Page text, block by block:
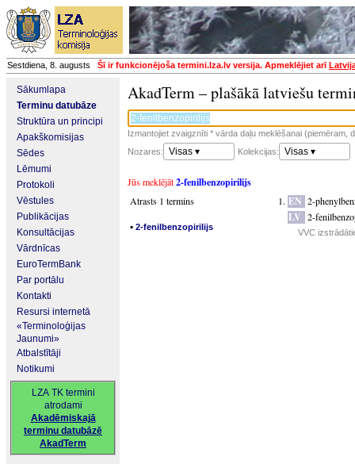
Sestdiena, 8. augusts Šī ir funkcionējoša termini.lza.lv versija. Apmeklējiet arī
Sākumlapa
Terminu datubāze
Struktūra un principi
Apakškomisijas
Sēdes
Lēmumi
Protokoli
Vēstules
Publikācijas
Konsultācijas
Vārdnīcas
EuroTermBank
Par portālu
Kontakti
Resursi internetā
«Terminoloģijas
Jaunumi»
Atbalstītāji
Notikumi
LZA TK termini
atrodami
Akadēmiskajā
terminu datubāzē
AkadTerm
AkadTerm – plašākā latviešu
Izmantojiet zvaigznīti * vārda daļu meklēšanai (piemēram,
Nozares:
Visas ▾ Kolekcijas: Visas ▾
Jūs meklējāt2-fenilbenzopirilijs
Atrasts 1 termins
▪ 2-fenilbenzopirilijs
EN 2-
LV 2-
VVC